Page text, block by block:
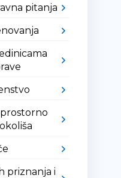
pitanja
priznanja i